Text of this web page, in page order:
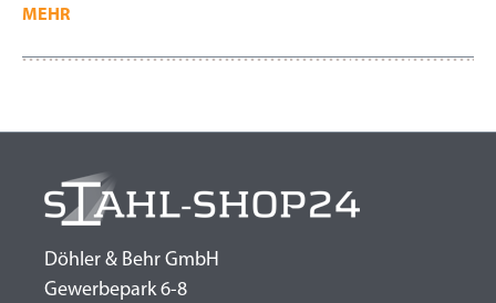
MEHR
Döhler & Behr GmbH
Gewerbepark 6-8